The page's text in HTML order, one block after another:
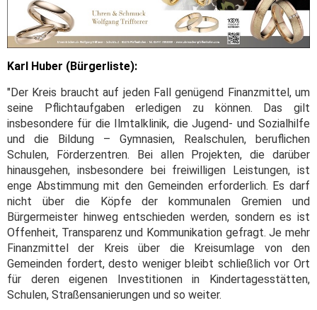
Karl Huber (Bürgerliste):
"Der Kreis braucht auf jeden Fall genügend Finanzmittel, um
seine Pflichtaufgaben erledigen zu können. Das gilt
insbesondere für die Ilmtalklinik, die Jugend- und Sozialhilfe
und die Bildung – Gymnasien, Realschulen, beruflichen
Schulen, Förderzentren. Bei allen Projekten, die darüber
hinausgehen, insbesondere bei freiwilligen Leistungen, ist
enge Abstimmung mit den Gemeinden erforderlich. Es darf
nicht über die Köpfe der kommunalen Gremien und
Bürgermeister hinweg entschieden werden, sondern es ist
Offenheit, Transparenz und Kommunikation gefragt. Je mehr
Finanzmittel der Kreis über die Kreisumlage von den
Gemeinden fordert, desto weniger bleibt schließlich vor Ort
für deren eigenen Investitionen in Kindertagesstätten,
Schulen, Straßensanierungen und so weiter.